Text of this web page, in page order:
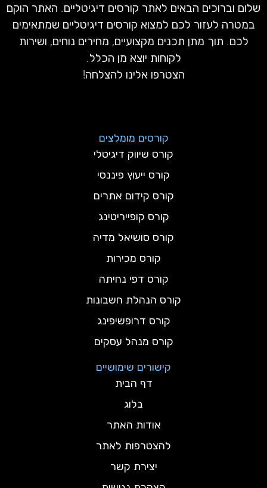
שלום וברוכים הבאים לאתר קורסים דיגיטליים. האתר הוקם
במטרה לעזור לכם למצוא קורסים דיגיטליים שמתאימים
לכם. תוך מתן תכנים מקצועיים, מחירים נוחים, ושירות
לקוחות יוצא מן הכלל.
הצטרפו אלינו להצלחה!
קורסים מומלצים
קורס שיווק דיגיטלי
קורס ייעוץ פיננסי
קורס קידום אתרים
קורס קופייריטינג
קורס סושיאל מדיה
קורס מכירות
קורס דפי נחיתה
קורס הנהלת חשבונות
קורס דרופשיפינג
קורס מנהל עסקים
קישורים שימושיים
דף הבית
בלוג
אודות האתר
להצטרפות לאתר
יצירת קשר